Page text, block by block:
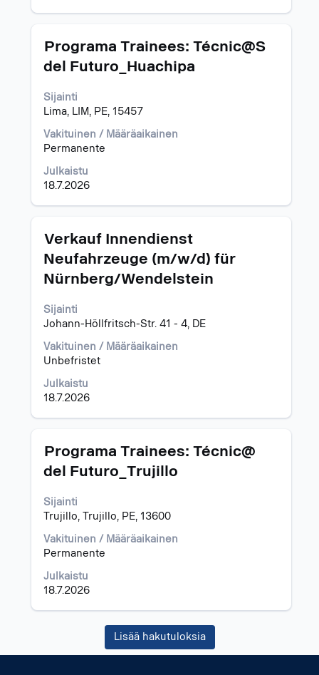
Ammattinimike
Programa Trainees: Técnic@S
del Futuro_Huachipa
Sijainti
Lima, LIM, PE, 15457
Vakituinen / Määräaikainen
Permanente
Julkaistu
18.7.2026
Valitse
välilyöntinäppäimellä,
jos
nähdä
työpaikan
kaikki
tiedot.
Ammattinimike
Verkauf Innendienst
Neufahrzeuge (m/w/d) für
Nürnberg/Wendelstein
Sijainti
Johann-Höllfritsch-Str. 41 - 4, DE
Vakituinen / Määräaikainen
Unbefristet
Julkaistu
18.7.2026
Valitse
jos
haluat
työpaikan
kaikki
Ammattinimike
Programa Trainees: Técnic@
del Futuro_Trujillo
Sijainti
Trujillo, Trujillo, PE, 13600
Vakituinen / Määräaikainen
Permanente
Julkaistu
18.7.2026
Valitse
välilyöntinäppäimellä,
jos
nähdä
työpaikan
kaikki
tiedot.
Lisää hakutuloksia